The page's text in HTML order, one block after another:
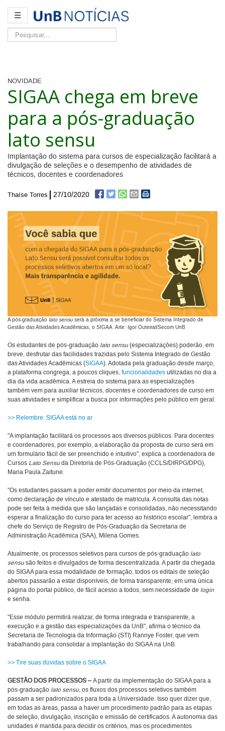
☰
Pesquisar...
NOVIDADE
SIGAA chega em breve
para a pós-graduação
lato sensu
Implantação do sistema para cursos de especialização facilitará a
divulgação de seleções e o desempenho de atividades de
técnicos, docentes e coordenadores
Thaíse Torres 27/10/2020
A pós-graduação lato sensuserá a próxima a se beneficiar do Sistema Integrado de
Gestão das Atividades Acadêmicas, o SIGAA. Arte: Igor Outeiral/Secom UnB
Os estudantes de pós-graduação lato sensu (especializações) poderão, em
breve, desfrutar das facilidades trazidas pelo Sistema Integrado de Gestão
das Atividades Acadêmicas (SIGAA). Adotada pela graduação desde março,
a plataforma congrega, a poucos cliques, funcionalidades utilizadas no dia a
dia da vida acadêmica. A estreia do sistema para as especializações
também vem para auxiliar técnicos, docentes e coordenadores de curso em
suas atividades e simplificar a busca por informações pelo público em geral.
>> Relembre: SIGAA está no ar
"A implantação facilitará os processos aos diversos públicos. Para docentes
e coordenadores, por exemplo, a elaboração da proposta de curso será em
um formulário fácil de ser preenchido e intuitivo", explica a coordenadora de
Cursos Lato Sensu da Diretoria de Pós-Graduação (CCLS/DIRPG/DPG),
Maria Paula Zaitune.
"Os estudantes passam a poder emitir documentos por meio da internet,
como declaração de vínculo e atestado de matrícula. A consulta das notas
pode ser feita à medida que são lançadas e consolidadas, não necessitando
esperar a finalização do curso para ter acesso ao histórico escolar", lembra a
chefe do Serviço de Registro de Pós-Graduação da Secretaria de
Administração Acadêmica (SAA), Milena Gomes.
Atualmente, os processos seletivos para cursos de pós-graduação lato
sensu são feitos e divulgados de forma descentralizada. A partir da chegada
do SIGAA para essa modalidade de formação, todos os editais de seleção
abertos passarão a estar disponíveis, de forma transparente, em uma única
página do portal público, de fácil acesso a todos, sem necessidade de login
e senha.
"Esse módulo permitirá realizar, de forma integrada e transparente, a
execução e a gestão das especializações da UnB", afirma o técnico da
Secretaria de Tecnologia da Informação (STI) Rannye Foster, que vem
trabalhando para consolidar a implantação do SIGAA na UnB.
>> Tire suas dúvidas sobre o SIGAA
GESTÃO DOS PROCESSOS –A partir da implementação do SIGAA para a
pós-graduação lato sensu, os fluxos dos processos seletivos também
passam a ser padronizados para toda a Universidade. Isso quer dizer que,
em todas as áreas, passa a haver um procedimento padrão para as etapas
de seleção, divulgação, inscrição e emissão de certificados. A autonomia das
unidades é mantida para decidir os critérios, mas os procedimentos